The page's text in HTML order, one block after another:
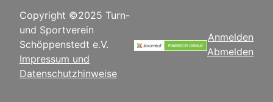
Copyright ©2025 Turn-
und Sportverein
Schöppenstedt e.V.
Impressum und
Datenschutzhinweise
Anmelden
Abmelden